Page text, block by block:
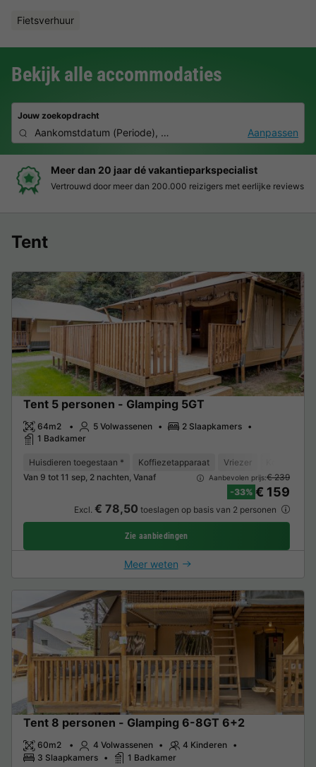
Fietsverhuur
Bekijk alle accommodaties
Jouw zoekopdracht
Aankomstdatum (Periode), 2 deelnemers, 0 huisdierAanpassen
Boek eenvoudig en zonder stress
Duidelijke prijzen, moeiteloos boeken en veilige betaalomgeving
Tent
Tent 5 personen - Glamping 5GT
64m2 5 Volwassenen
2 Slaapkamers
1 Badkamer
Huisdieren toegestaan * Koffiezetapparaat Vriezer
Van 9 tot 11 sep, 2 nachten, Vanaf
Aanbevolen prijs:€ 239
-33% € 159
Excl. € 78,50 toeslagen op basis van 2 personen
Zie aanbiedingen
Meer weten
Tent 8 personen - Glamping 6-8GT 6+2
60m2 4 Volwassenen
4 Kinderen
3 Slaapkamers
1 Badkamer